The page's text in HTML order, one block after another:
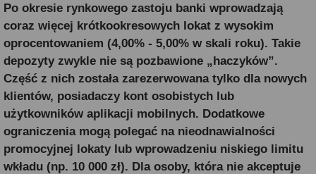
Po okresie rynkowego zastoju banki wprowadzają
coraz więcej krótkookresowych lokat z wysokim
oprocentowaniem (4,00% - 5,00% w skali roku). Takie
depozyty zwykle nie są pozbawione „haczyków”.
Część z nich została zarezerwowana tylko dla nowych
klientów, posiadaczy kont osobistych lub
użytkowników aplikacji mobilnych. Dodatkowe
ograniczenia mogą polegać na nieodnawialności
promocyjnej lokaty lub wprowadzeniu niskiego limitu
wkładu (np. 10 000 zł). Dla osoby, która nie akceptuje